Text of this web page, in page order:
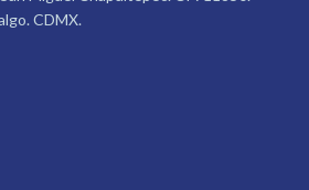
CDMX.